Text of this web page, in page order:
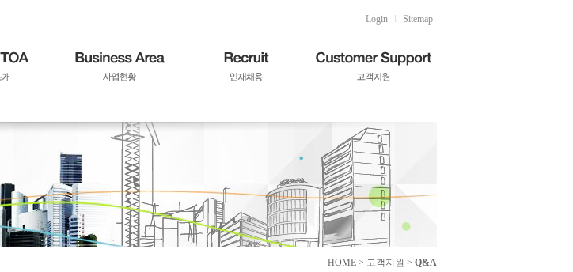
Login Sitemap
HOME > 고객지원 > Q&A